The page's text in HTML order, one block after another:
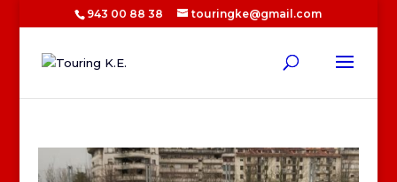
943 00 88 38 touringke@gmail.com